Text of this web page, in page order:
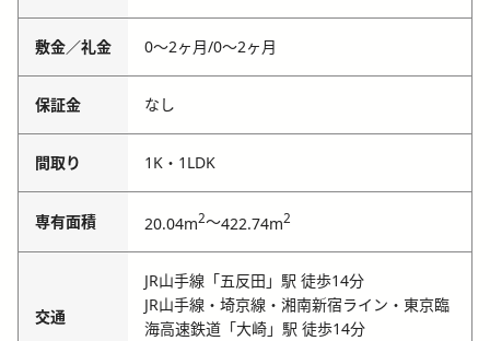
敷金／礼金 0〜2ヶ月/0〜2ヶ月
保証金 なし
間取り 1K・1LDK
専有面積 20.04m2～422.74m2
交通
JR山手線「五反田」駅 徒歩14分
JR山手線・埼京線・湘南新宿ライン・東京臨
海高速鉄道「大崎」駅 徒歩14分